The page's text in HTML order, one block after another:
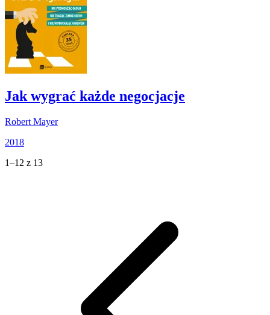
Jak wygrać każde negocjacje
Robert Mayer
2018
1–12 z 13